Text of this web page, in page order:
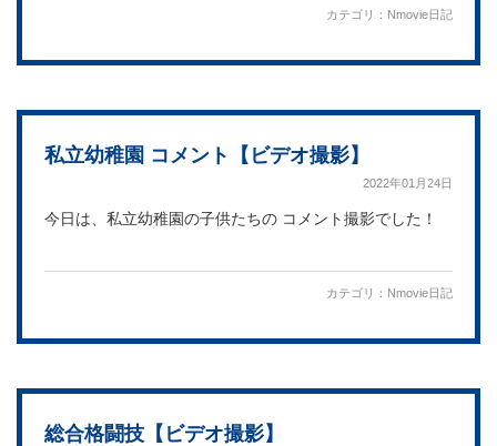
カテゴリ： Nmovie日記
私立幼稚園 コメント【ビデオ撮影】
2022年01月24日
今日は、私立幼稚園の子供たちの コメント撮影でした！
カテゴリ： Nmovie日記
総合格闘技【ビデオ撮影】